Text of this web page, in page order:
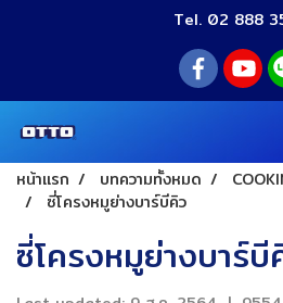
Tel. 02 888
หน้าแรก บทความทั้งหมด
ซี่โครงหมูย่างบาร์บีคิว
ซี่โครงหมูย่างบาร์บี